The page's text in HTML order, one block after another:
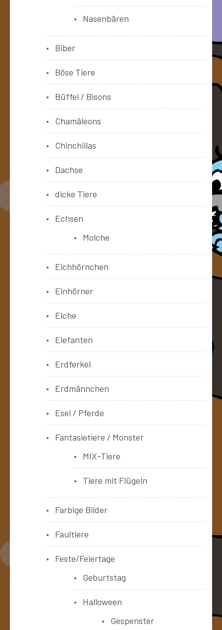
Nasenbären
Biber
Böse Tiere
Büffel / Bisons
Chamäleons
Chinchillas
Dachse
dicke Tiere
Echsen
Molche
Eichhörnchen
Einhörner
Elche
Elefanten
Erdferkel
Erdmännchen
Esel / Pferde
Fantasietiere / Monster
MIX-Tiere
Tiere mit Flügeln
Farbige Bilder
Faultiere
Feste/Feiertage
Geburtstag
Halloween
Gespenster